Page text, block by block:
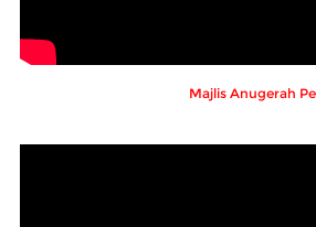
Majlis Anugerah